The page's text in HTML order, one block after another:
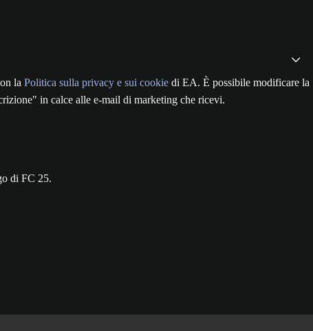
la Politica sulla privacy e sui cookie di EA. È possibile modificare la
in calce alle e-mail di marketing che ricevi.